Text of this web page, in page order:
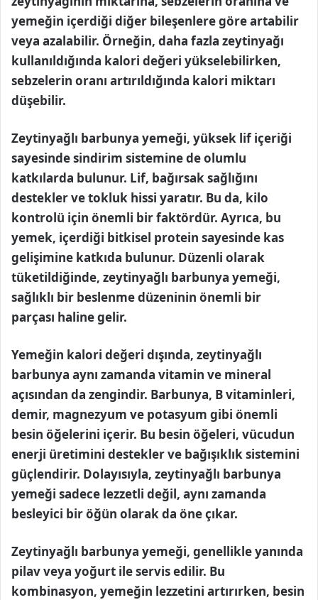
yemeğin içerdiği diğer bileşenlere göre artabilir
veya azalabilir. Örneğin, daha fazla zeytinyağı
kullanıldığında kalori değeri yükselebilirken,
sebzelerin oranı artırıldığında kalori miktarı
düşebilir.
Zeytinyağlı barbunya yemeği, yüksek lif içeriği
sayesinde sindirim sistemine de olumlu
katkılarda bulunur. Lif, bağırsak sağlığını
destekler ve tokluk hissi yaratır. Bu da, kilo
kontrolü için önemli bir faktördür. Ayrıca, bu
yemek, içerdiği bitkisel protein sayesinde kas
gelişimine katkıda bulunur. Düzenli olarak
tüketildiğinde, zeytinyağlı barbunya yemeği,
sağlıklı bir beslenme düzeninin önemli bir
parçası haline gelir.
Yemeğin kalori değeri dışında, zeytinyağlı
barbunya aynı zamanda vitamin ve mineral
açısından da zengindir. Barbunya, B vitaminleri,
demir, magnezyum ve potasyum gibi önemli
besin öğelerini içerir. Bu besin öğeleri, vücudun
enerji üretimini destekler ve bağışıklık sistemini
güçlendirir. Dolayısıyla, zeytinyağlı barbunya
yemeği sadece lezzetli değil, aynı zamanda
besleyici bir öğün olarak da öne çıkar.
Zeytinyağlı barbunya yemeği, genellikle yanında
pilav veya yoğurt ile servis edilir. Bu
kombinasyon, yemeğin lezzetini artırırken, besin